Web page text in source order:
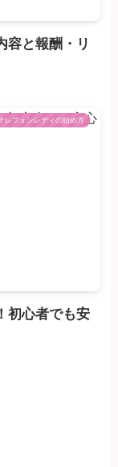
容と報酬・リ
レフォンレディの始め方
初心者でも安